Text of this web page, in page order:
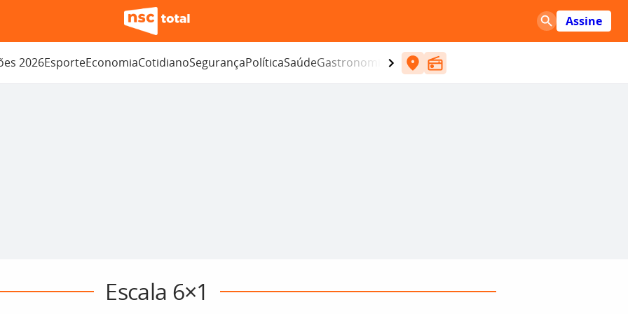
Assine
2026EsporteEconomiaCotidianoSegurançaPolíticaSaúdeGastronomia Entretenimento
Escala 6×1